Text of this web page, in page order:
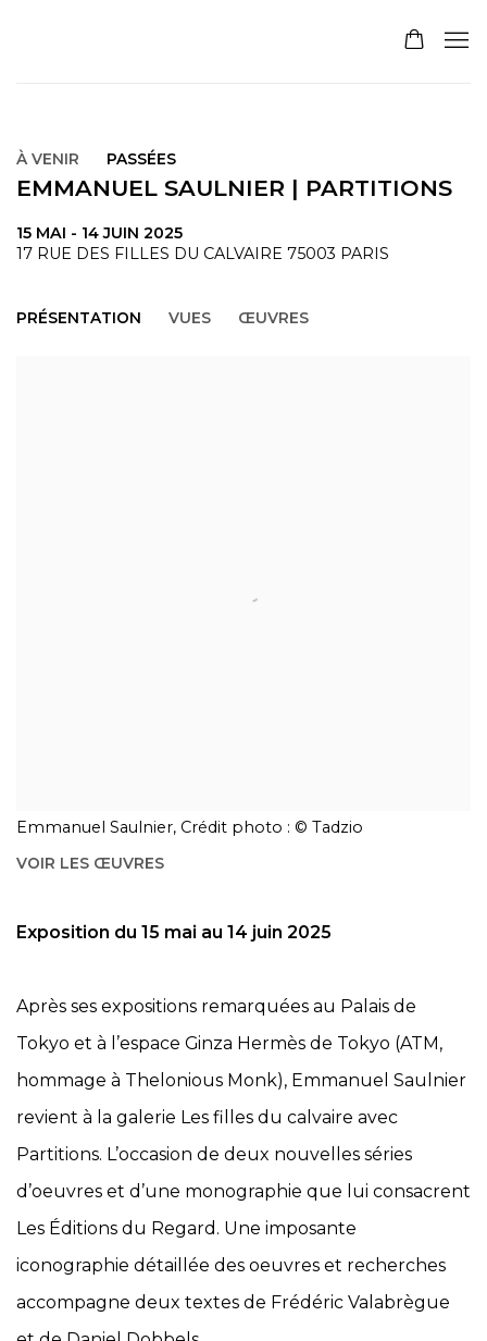
À VENIR PASSÉES
EMMANUEL SAULNIER | PARTITIONS
15 MAI - 14 JUIN 2025
17 RUE DES FILLES DU CALVAIRE 75003 PARIS
PRÉSENTATION VUES ŒUVRES
Emmanuel Saulnier, Crédit photo : © Tadzio
VOIR LES ŒUVRES
Exposition du 15 mai au 14 juin 2025
Après ses expositions remarquées au Palais de
Tokyo et à l’espace Ginza Hermès de Tokyo (ATM,
hommage à Thelonious Monk), Emmanuel Saulnier
revient à la galerie Les filles du calvaire avec
Partitions. L’occasion de deux nouvelles séries
d’oeuvres et d’une monographie que lui consacrent
Les Éditions du Regard. Une imposante
iconographie détaillée des oeuvres et recherches
accompagne deux textes de Frédéric Valabrègue